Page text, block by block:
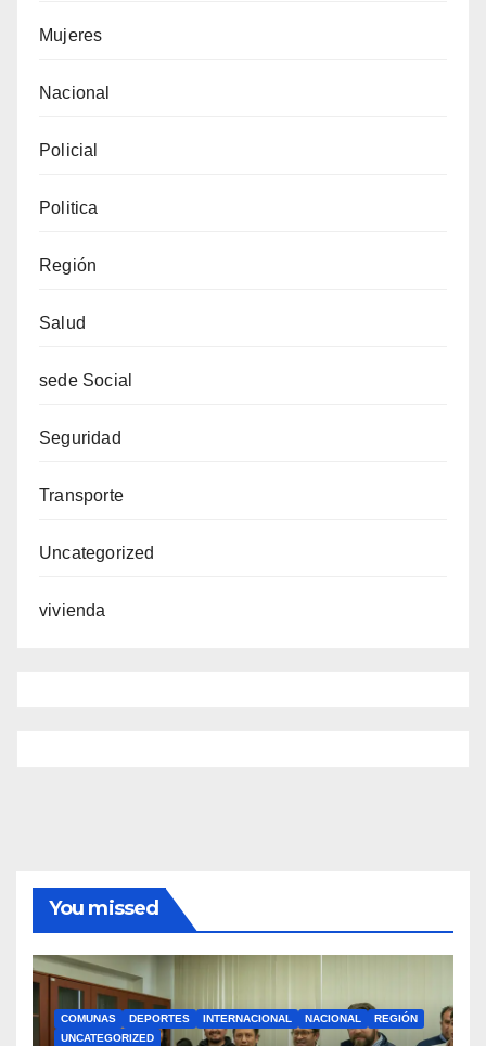
Mujeres
Nacional
Policial
Politica
Región
Salud
sede Social
Seguridad
Transporte
Uncategorized
vivienda
You missed
COMUNAS DEPORTES INTERNACIONAL NACIONAL
REGIÓN
UNCATEGORIZED